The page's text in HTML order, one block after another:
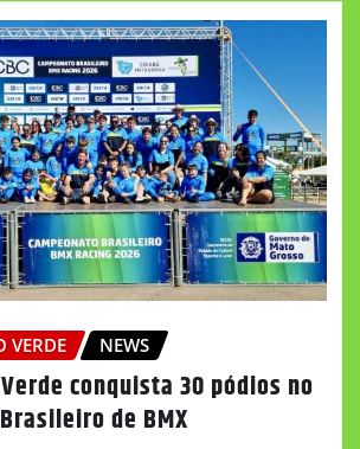
VERDE NEWS
conquista 30 pódios no
de BMX